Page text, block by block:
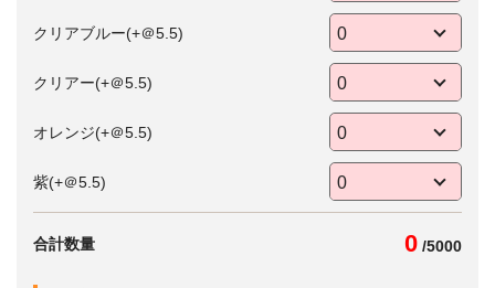
クリアブルー(+＠5.5)
クリアー(+＠5.5)
オレンジ(+＠5.5)
紫(+＠5.5)
合計数量 0 /5000